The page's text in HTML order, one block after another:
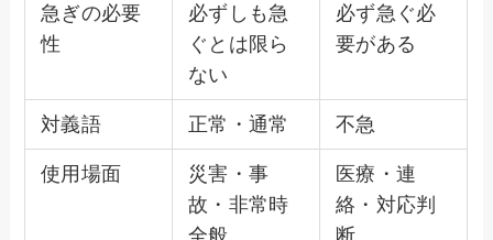
急ぎの必要
性
必ずしも急
ぐとは限ら
ない
必ず急ぐ必
要がある
対義語 正常・通常 不急
使用場面
災害・事
故・非常時
全般
医療・連
絡・対応判
断